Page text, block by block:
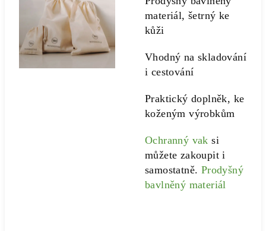
materiál, šetrný ke
kůži
Vhodný na skladování
i cestování
Praktický doplněk, ke
koženým výrobkům
Ochranný vak si
můžete zakoupit i
samostatně. Prodyšný
bavlněný materiál